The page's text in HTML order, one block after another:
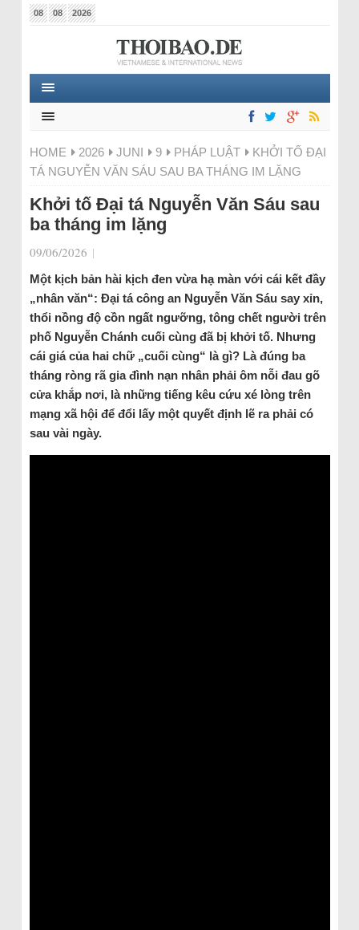
08 08 2026
HOME 2026 JUNI 9 PHÁP LUẬT
KHỞI TỐ ĐẠI
TÁ NGUYỄN VĂN SÁU SAU BA THÁNG IM LẶNG
Khởi tố Đại tá Nguyễn Văn Sáu sau
ba tháng im lặng
09/06/2026 |
Một kịch bản hài kịch đen vừa hạ màn với cái kết đầy
„nhân văn“: Đại tá công an Nguyễn Văn Sáu say xỉn,
thổi nồng độ cồn ngất ngưỡng, tông chết người trên
phố Nguyễn Chánh cuối cùng đã bị khởi tố. Nhưng
cái giá của hai chữ „cuối cùng“ là gì? Là đúng ba
tháng ròng rã gia đình nạn nhân phải ôm nỗi đau gõ
cửa khắp nơi, là những tiếng kêu cứu xé lòng trên
mạng xã hội để đổi lấy một quyết định lẽ ra phải có
sau vài ngày.